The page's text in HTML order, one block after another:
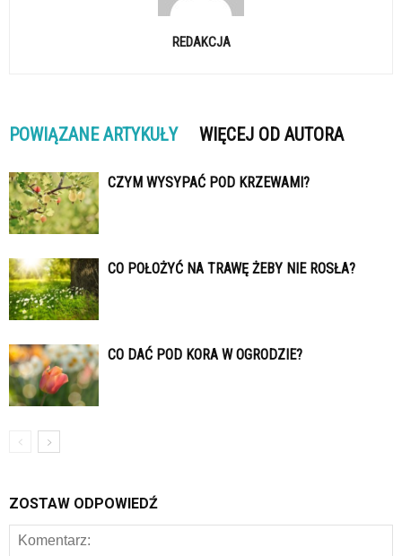
REDAKCJA
POWIĄZANE ARTYKUŁY WIĘCEJ OD AUTORA
CZYM WYSYPAĆ POD KRZEWAMI?
CO POŁOŻYĆ NA TRAWĘ ŻEBY NIE ROSŁA?
CO DAĆ POD KORA W OGRODZIE?
ZOSTAW ODPOWIEDŹ